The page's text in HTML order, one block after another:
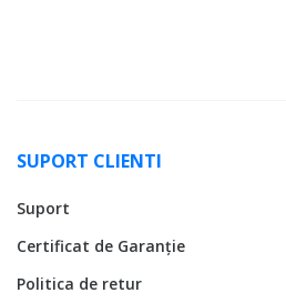
SUPORT CLIENTI
Suport
Certificat de Garanție
Politica de retur